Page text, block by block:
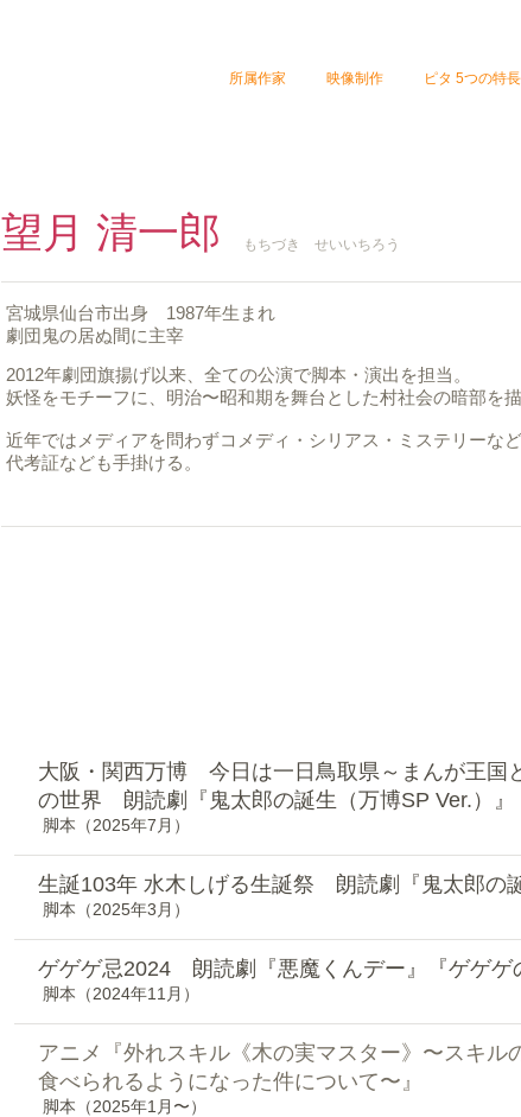
所属作家 映像制作 ピタ 5つの特長
望月 清一郎 もちづき せいいちろう
宮城県仙台市出身 1987年生まれ
劇団鬼の居ぬ間に主宰
2012年劇団旗揚げ以来、全ての公演で脚本・演出を担当。
妖怪をモチーフに、明治〜昭和期を舞台とした村社会の暗部を
近年ではメディアを問わずコメディ・シリアス・ミステリーな
代考証なども手掛ける。
大阪・関西万博 今日は一日鳥取県～まんが王
の世界 朗読劇『鬼太郎の誕生（万博SP Ver.）』
脚本（2025年7月）
生誕103年 水木しげる生誕祭 朗読劇『鬼太郎の誕
脚本（2025年3月）
ゲゲゲ忌2024 朗読劇『悪魔くんデー』『ゲゲゲ
脚本（2024年11月）
アニメ『外れスキル《木の実マスター》〜スキル
食べられるようになった件について〜』
脚本（2025年1月〜）